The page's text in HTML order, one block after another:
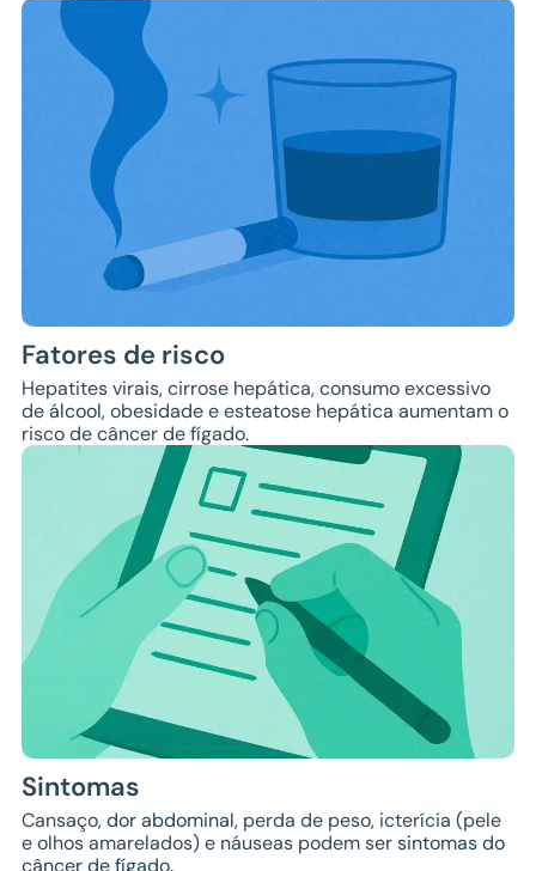
Fatores de risco
Hepatites virais, cirrose hepática, consumo excessivo
deálcool, obesidade e esteatose hepática aumentam o
risco de câncer de fígado.
Sintomas
Cansaço,dor abdominal, perda de peso, icterícia (pele
e olhos amarelados) e náuseas podem sersintomas do
câncer de fígado.